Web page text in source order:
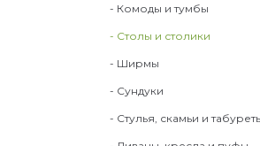
- Комоды и тумбы
- Столы и столики
- Ширмы
- Сундуки
- Стулья, скамьи и